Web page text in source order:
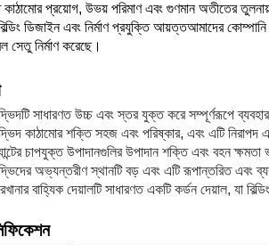
কাঠামোর প্রয়োগ, উভয় পরিমাণ এবং গুণমান অতীতের
ডিজাইন এবং নির্মাণ প্রযুক্তি আয়ত্তআমাদের
সেতু নির্মাণ করেছে।
সাধারণত উচ্চ এবং স্তর যুক্ত করে সম্পূর্ণরূপে ব্যবহার
কাঠামোর শক্তি সহজ এবং পরিষ্কার, এবং এটি নিরাপদ
চাপযুক্ত উপাদানগুলির উপাদান শক্তি এবং বহন ক্ষমতা
অভ্যন্তরীণ স্থানটি বড় এবং এটি রূপান্তরিত এবং
বাহ্যিক দেয়ালটি সাধারণত একটি কর্ডন দেয়াল, যা